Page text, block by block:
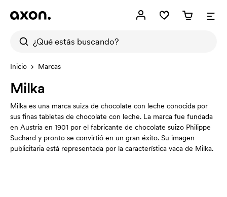
Inicio Marcas
Milka
Milka es una marca suiza de chocolate con leche conocida por
sus finas tabletas de chocolate con leche. La marca fue fundada
en Austria en 1901 por el fabricante de chocolate suizo Philippe
Suchard y pronto se convirtió en un gran éxito. Su imagen
publicitaria está representada por la característica vaca de Milka.